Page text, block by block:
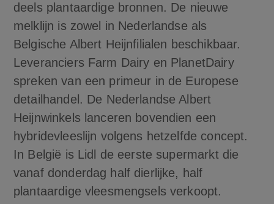
deels plantaardige bronnen. De nieuwe
melklijn is zowel in Nederlandse als
Belgische Albert Heijnfilialen beschikbaar.
Leveranciers Farm Dairy en PlanetDairy
spreken van een primeur in de Europese
detailhandel. De Nederlandse Albert
Heijnwinkels lanceren bovendien een
hybridevleeslijn volgens hetzelfde concept.
In België is Lidl de eerste supermarkt die
vanaf donderdag half dierlijke, half
plantaardige vleesmengsels verkoopt.